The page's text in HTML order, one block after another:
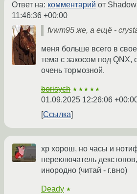
Ответ на: комментарий от Shadow
11:46:36 +00:00
fvwm95 же, а ещё -
меня больше всего в
тема с закосом под QNX,
очень тормозной.
borisych ★★★★★
01.09.2025 12:26:06
Ссылка
xp хорош, но часы и
переключатель
инородно (читай - г.вно)
Deady ★